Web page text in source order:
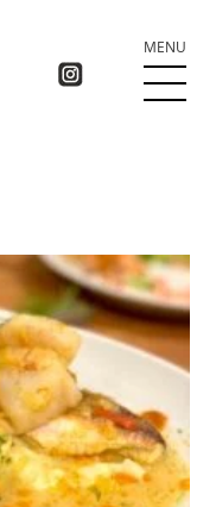
MENU